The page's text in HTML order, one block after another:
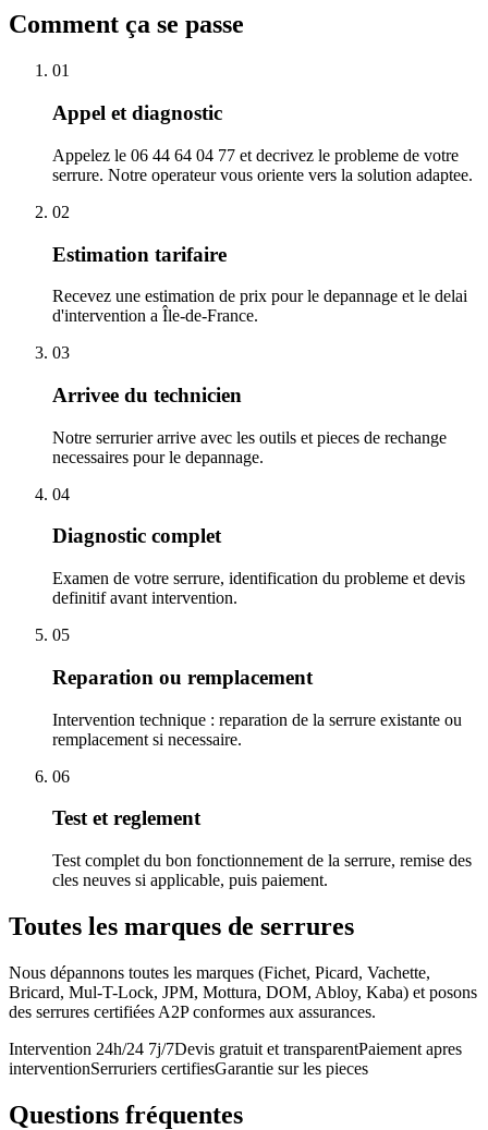
Comment ça se passe
01
Appel et diagnostic
Appelez le 06 44 64 04 77 et decrivez le probleme de votre
serrure. Notre operateur vous oriente vers la solution adaptee.
02
Estimation tarifaire
Recevez une estimation de prix pour le depannage et le delai
d'intervention a Île-de-France.
03
Arrivee du technicien
Notre serrurier arrive avec les outils et pieces de rechange
necessaires pour le depannage.
04
Diagnostic complet
Examen de votre serrure, identification du probleme et devis
definitif avant intervention.
05
Reparation ou remplacement
Intervention technique : reparation de la serrure existante ou
remplacement si necessaire.
06
Test et reglement
Test complet du bon fonctionnement de la serrure, remise des
cles neuves si applicable, puis paiement.
Toutes les marques de serrures
Nous dépannons toutes les marques (Fichet, Picard, Vachette,
Bricard, Mul-T-Lock, JPM, Mottura, DOM, Abloy, Kaba) et posons
des serrures certifiées A2P conformes aux assurances.
Intervention 24h/24 7j/7Devis gratuit et transparentPaiement apres
interventionSerruriers certifiesGarantie sur les pieces
Questions fréquentes